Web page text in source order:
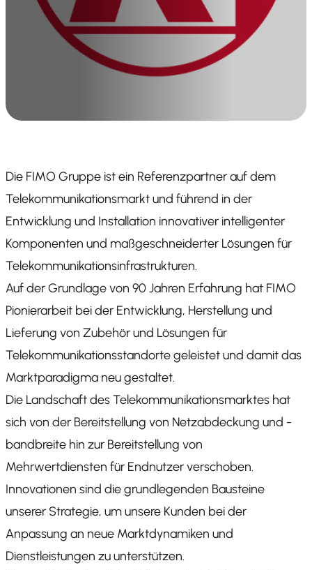
Die FIMO Gruppe ist ein Referenzpartner auf dem
Telekommunikationsmarkt und führend in der
Entwicklung und Installation innovativer intelligenter
Komponenten und maßgeschneiderter Lösungen für
Telekommunikationsinfrastrukturen.
Auf der Grundlage von 90 Jahren Erfahrung hat FIMO
Pionierarbeit bei der Entwicklung, Herstellung und
Lieferung von Zubehör und Lösungen für
Telekommunikationsstandorte geleistet und damit das
Marktparadigma neu gestaltet.
Die Landschaft des Telekommunikationsmarktes hat
sich von der Bereitstellung von Netzabdeckung und -
bandbreite hin zur Bereitstellung von
Mehrwertdiensten für Endnutzer verschoben.
Innovationen sind die grundlegenden Bausteine
unserer Strategie, um unsere Kunden bei der
Anpassung an neue Marktdynamiken und
Dienstleistungen zu unterstützen.